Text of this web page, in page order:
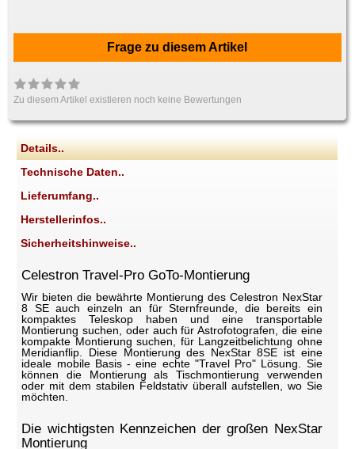
Frage zu diesem Artikel
Zu diesem Artikel existieren noch keine Bewertungen
Details..
Technische Daten..
Lieferumfang..
Herstellerinfos..
Sicherheitshinweise..
Celestron Travel-Pro GoTo-Montierung
Wir bieten die bewährte Montierung des Celestron NexStar
8 SE auch einzeln an für Sternfreunde, die bereits ein
kompaktes Teleskop haben und eine transportable
Montierung suchen, oder auch für Astrofotografen, die eine
kompakte Montierung suchen, für Langzeitbelichtung ohne
Meridianflip. Diese Montierung des NexStar 8SE ist eine
ideale mobile Basis - eine echte "Travel Pro" Lösung. Sie
können die Montierung als Tischmontierung verwenden
oder mit dem stabilen Feldstativ überall aufstellen, wo Sie
möchten.
Die wichtigsten Kennzeichen der großen NexStar
Montierung